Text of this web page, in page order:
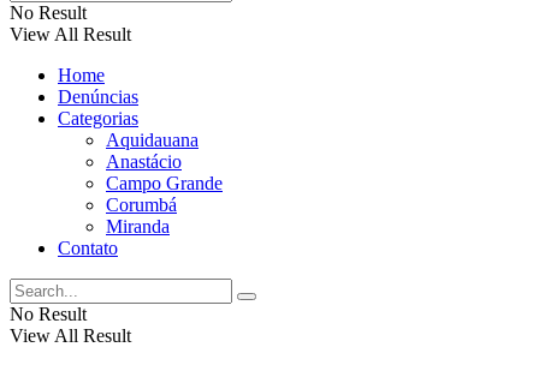
No Result
View All Result
Home
Denúncias
Categorias
Aquidauana
Anastácio
Campo Grande
Corumbá
Miranda
Contato
No Result
View All Result